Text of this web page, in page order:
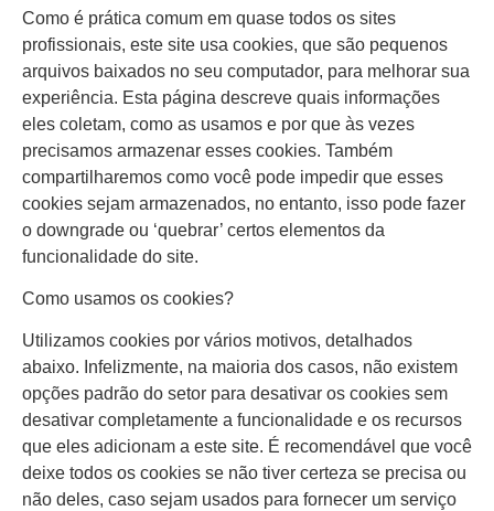
Como é prática comum em quase todos os sites
profissionais, este site usa cookies, que são pequenos
arquivos baixados no seu computador, para melhorar sua
experiência. Esta página descreve quais informações
eles coletam, como as usamos e por que às vezes
precisamos armazenar esses cookies. Também
compartilharemos como você pode impedir que esses
cookies sejam armazenados, no entanto, isso pode fazer
o downgrade ou ‘quebrar’ certos elementos da
funcionalidade do site.
Como usamos os cookies?
Utilizamos cookies por vários motivos, detalhados
abaixo. Infelizmente, na maioria dos casos, não existem
opções padrão do setor para desativar os cookies sem
desativar completamente a funcionalidade e os recursos
que eles adicionam a este site. É recomendável que você
deixe todos os cookies se não tiver certeza se precisa ou
não deles, caso sejam usados para fornecer um serviço